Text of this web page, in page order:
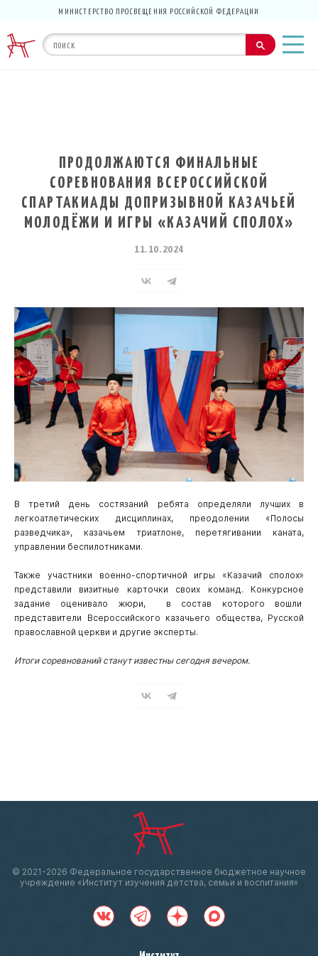
МИНИСТЕРСТВО ПРОСВЕЩЕНИЯ РОССИЙСКОЙ ФЕДЕРАЦИИ
ПРОДОЛЖАЮТСЯ ФИНАЛЬНЫЕ
СОРЕВНОВАНИЯ ВСЕРОССИЙСКОЙ
СПАРТАКИАДЫ ДОПРИЗЫВНОЙ КАЗАЧЬЕЙ
МОЛОДЁЖИ И ИГРЫ «КАЗАЧИЙ СПОЛОХ»
11.10.2024
В третий день состязаний ребята определяли лучших в
легкоатлетических дисциплинах, преодолении «Полосы
разведчика», казачьем триатлоне, перетягивании каната,
управлении беспилотниками.
Также участники военно-спортичной игры «Казачий сполох»
представили визитные карточки своих команд. Конкурсное
задание оценивало жюри, в состав которого вошли
представители Всероссийского казачьего общества, Русской
православной церкви и другие эксперты.
Итоги соревнований станут известны сегодня вечером.
© 2021-2026 Федеральное государственное бюджетное научное
учреждение «Институт изучения детства, семьи и воспитания»